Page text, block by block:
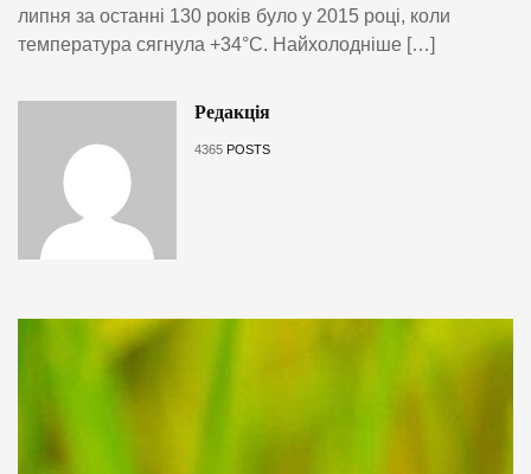
липня за останні 130 років було у 2015 році, коли
температура сягнула +34°C. Найхолодніше […]
Редакція
4365 POSTS